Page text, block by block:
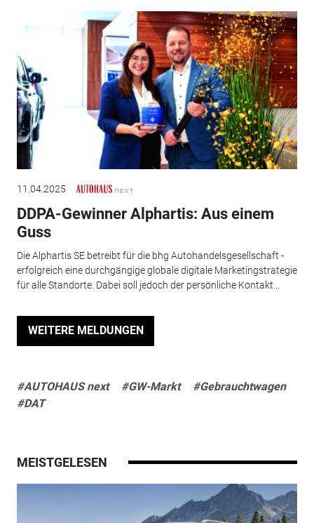
11.04.2025
DDPA-Gewinner Alphartis: Aus einem
Guss
Die Alphartis SE betreibt für die bhg Autohandelsgesellschaft ­
erfolgreich eine durchgängige globale digitale ­Marketingstrategie
für alle Standorte. Dabei soll jedoch der persönliche Kontakt...
WEITERE MELDUNGEN
#AUTOHAUS next #GW-Markt
#Gebrauchtwagen
#DAT
MEISTGELESEN